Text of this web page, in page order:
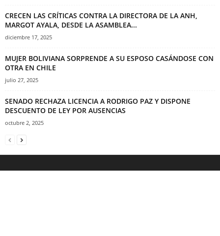
CRECEN LAS CRÍTICAS CONTRA LA DIRECTORA DE LA ANH,
MARGOT AYALA, DESDE LA ASAMBLEA...
diciembre 17, 2025
MUJER BOLIVIANA SORPRENDE A SU ESPOSO CASÁNDOSE CON
OTRA EN CHILE
julio 27, 2025
SENADO RECHAZA LICENCIA A RODRIGO PAZ Y DISPONE
DESCUENTO DE LEY POR AUSENCIAS
octubre 2, 2025